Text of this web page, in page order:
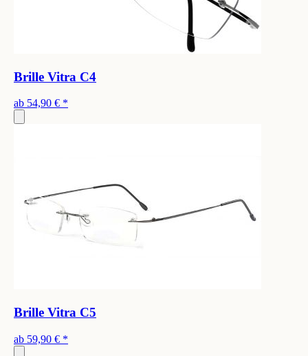
Brille Vitra C4
ab 54,90 € *
Brille Vitra C5
ab 59,90 € *